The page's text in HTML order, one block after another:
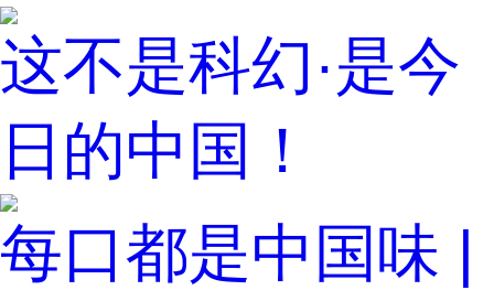
这不是科幻·是今
日的中国！
每口都是中国味 |